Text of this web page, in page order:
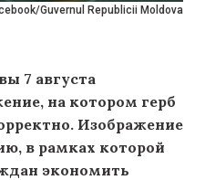
Guvernul Republicii Moldova
7 августа
на котором герб
Изображение
в рамках которой
экономить